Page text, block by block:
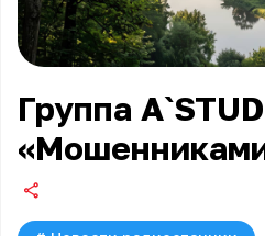
Группа